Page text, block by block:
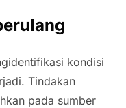
kondisi
Tindakan
pada sumber